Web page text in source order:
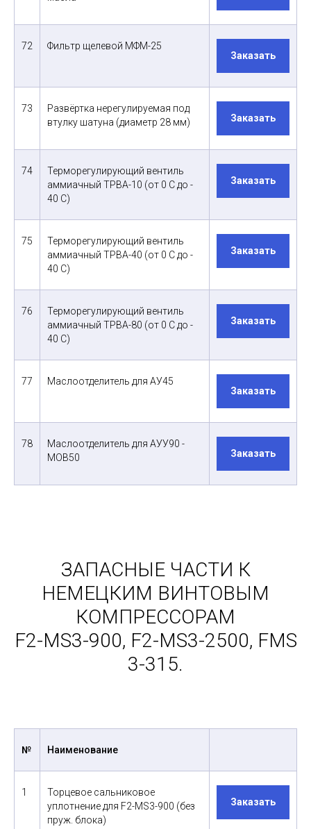
72
Фильтр щелевой МФМ-25
Заказать
73
Развёртка нерегулируемая под
втулку шатуна (диаметр 28 мм)
Заказать
74
Терморегулирующий вентиль
аммиачный ТРВА-10 (от 0 С до -
40 С)
Заказать
75
Терморегулирующий вентиль
аммиачный ТРВА-40 (от 0 С до -
40 С)
Заказать
76
Терморегулирующий вентиль
аммиачный ТРВА-80 (от 0 С до -
40 С)
Заказать
77
Маслоотделитель для АУ45
Заказать
78
Маслоотделитель для АУУ90 -
МОВ50
Заказать
ЗАПАСНЫЕ ЧАСТИ К
НЕМЕЦКИМ ВИНТОВЫМ
КОМПРЕССОРАМ
F2-MS3-900, F2-MS3-2500, FMS
3-315.
№ Наименование
1
Торцевое сальниковое
уплотнение для F2-MS3-900 (без
пруж. блока)
Заказать